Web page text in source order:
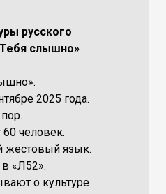
русского
слышно»
2025 года.
60 человек.
жестовый язык.
«Л52».
о культуре